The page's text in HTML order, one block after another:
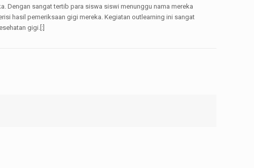
Dengan sangat tertib para siswa siswi menunggu nama mereka
hasil pemeriksaan gigi mereka. Kegiatan outlearning ini sangat
gigi.[:]